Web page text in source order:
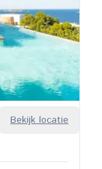
Bekijk locatie